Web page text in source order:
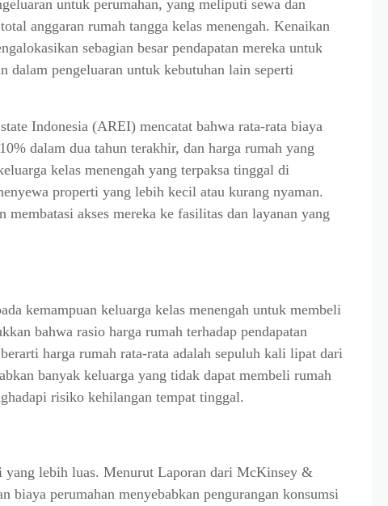
untuk perumahan, yang meliputi sewa dan
anggaran rumah tangga kelas menengah. Kenaikan
sebagian besar pendapatan mereka untuk
dalam pengeluaran untuk kebutuhan lain seperti
Indonesia (AREI) mencatat bahwa rata-rata biaya
dalam dua tahun terakhir, dan harga rumah yang
kelas menengah yang terpaksa tinggal di
properti yang lebih kecil atau kurang nyaman.
akses mereka ke fasilitas dan layanan yang
kemampuan keluarga kelas menengah untuk membeli
bahwa rasio harga rumah terhadap pendapatan
harga rumah rata-rata adalah sepuluh kali lipat dari
banyak keluarga yang tidak dapat membeli rumah
risiko kehilangan tempat tinggal.
lebih luas. Menurut Laporan dari McKinsey &
biaya perumahan menyebabkan pengurangan konsumsi